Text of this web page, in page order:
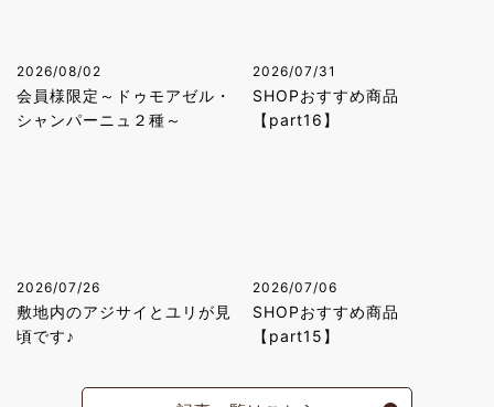
2026/08/02
会員様限定～ドゥモアゼル・
シャンパーニュ２種～
2026/07/31
SHOPおすすめ商品
【part16】
2026/07/26
敷地内のアジサイとユリが見
頃です♪
2026/07/06
SHOPおすすめ商品
【part15】